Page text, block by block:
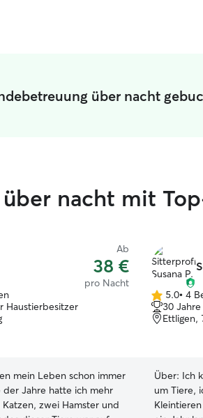
über nacht
nacht mit
Ab
38 €
pro Nacht
Haustierbesitzer
mein Leben schon immer
Jahre hatte ich mehr
zwei Hamster und
5.0
von
5
5.0• 4
30
Ettligen,
Über: Ich
um Tiere,